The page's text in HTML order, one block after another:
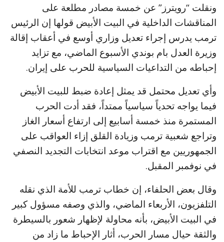
ونقلت “رويترز” عن خمسة مصادر مطلعة على
المناقشات الداخلية في البيت الأبيض قولها إن الرئيس
ترمب يدرس إجراء تعديل وزاري أوسع في أعقاب إقالة
وزيرة العدل بام بوندي الأسبوع الماضي، مع تزايد
إحباطه من التداعيات السياسية للحرب على إيران.
وأي تعديل محتمل قد يمثل إعادة ضبط للبيت الأبيض
فيما يواجه تحدياً سياسياً ممتداً، فقد أدت الحرب
المستمرة منذ خمسة أسابيع إلى ارتفاع أسعار الغاز
وتراجع شعبية ترمب وزيادة القلق إزاء العواقب على
الجمهوريين مع اقتراب موعد انتخابات التجديد النصفي
في نوفمبر المقبل.
وقال بعض الحلفاء، إن خطاب ترمب للأمة الذي نقله
التلفزيون، الأربعاء الماضي، والذي وصفه مسؤول كبير
في البيت الأبيض، بأنه محاولة لإظهار شعور بالسيطرة
والثقة حيال مسار الحرب، أثار الإحباط ما زاد من